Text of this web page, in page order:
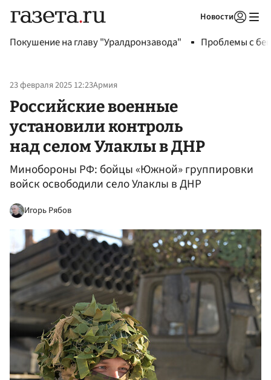
Новости
Покушение на главу "Уралдронзавода" Проблемы с
23 февраля 2025 12:23Армия
Российские военные
установили контроль
над селом Улаклы в ДНР
Минобороны РФ: бойцы «Южной» группировки
войск освободили село Улаклы в ДНР
Игорь Рябов